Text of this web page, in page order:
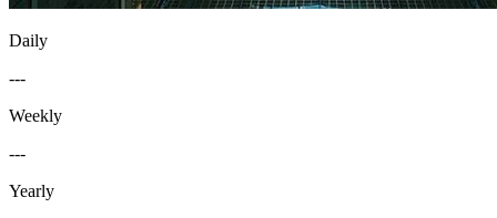
Daily
---
Weekly
---
Yearly